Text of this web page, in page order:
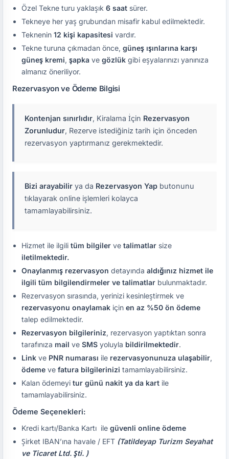
Özel Tekne turu yaklaşık 6 saat sürer.
Tekneye her yaş grubundan misafir kabul edilmektedir.
Teknenin 12 kişi kapasitesi vardır.
Tekne turuna çıkmadan önce, güneş ışınlarına karşı
güneş kremi, şapka ve gözlük gibi eşyalarınızı yanınıza
almanız öneriliyor.
Rezervasyon ve Ödeme Bilgisi
Kontenjan sınırlıdır, Kiralama İçin Rezervasyon
Zorunludur, Rezerve istediğiniz tarih için önceden
rezervasyon yaptırmanız gerekmektedir.
Bizi arayabilir ya da Rezervasyon Yap butonunu
tıklayarak online işlemleri kolayca
tamamlayabilirsiniz.
Hizmet ile ilgili tüm bilgiler ve talimatlar size
iletilmektedir.
Onaylanmış rezervasyon detayında aldığınız hizmet ile
ilgili tüm bilgilendirmeler ve talimatlar bulunmaktadır.
Rezervasyon sırasında, yerinizi kesinleştirmek ve
rezervasyonu onaylamak için en az %50 ön ödeme
talep edilmektedir.
Rezervasyon bilgileriniz, rezervasyon yaptıktan sonra
tarafınıza mail ve SMS yoluyla bildirilmektedir.
Link ve PNR numarası ile rezervasyonunuza ulaşabilir,
ödeme ve fatura bilgilerinizi tamamlayabilirsiniz.
Kalan ödemeyi tur günü nakit ya da kart ile
tamamlayabilirsiniz.
Ödeme Seçenekleri:
Kredi kartı/Banka Kartı ile güvenli online ödeme
Şirket IBAN’ına havale / EFT (Tatildeyap Turizm Seyahat
ve Ticaret Ltd. Şti. )